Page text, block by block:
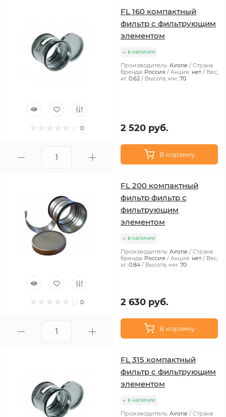
0
FL 160 компактный
фильтр с фильтрующим
элементом
в наличии
Производитель: Airone
Страна
бренда: Россия Акция: нет
Вес,
кг: 0.62 Высота, мм: 70
2 520 руб.
В корзину
0
FL 200 компактный
фильтр фильтр с
фильтрующим
элементом
в наличии
Производитель: Airone
Страна
бренда: Россия Акция: нет
Вес,
кг: 0.84 Высота, мм: 70
2 630 руб.
В корзину
FL 315 компактный
фильтр с фильтрующим
элементом
в наличии
Производитель: Airone
Страна